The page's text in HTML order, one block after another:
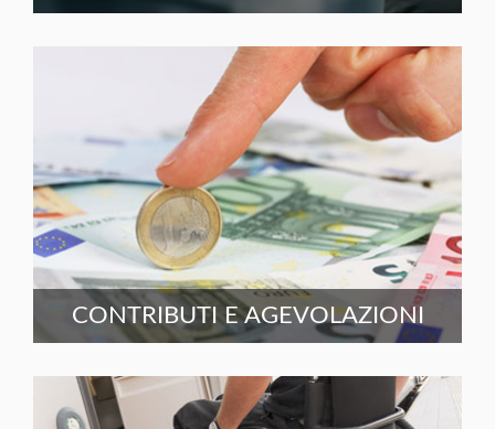
CONTRIBUTI E AGEVOLAZIONI